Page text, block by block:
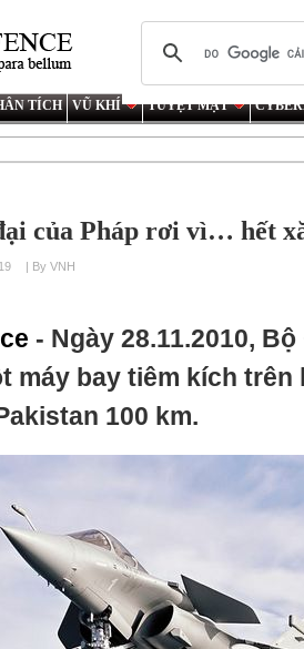
TÍCH VŨ KHÍ TUYỆT MẬT
của Pháp rơi vì… hết
| By VNH
- Ngày 28.11.2010,
máy bay tiêm kích trên
100 km.